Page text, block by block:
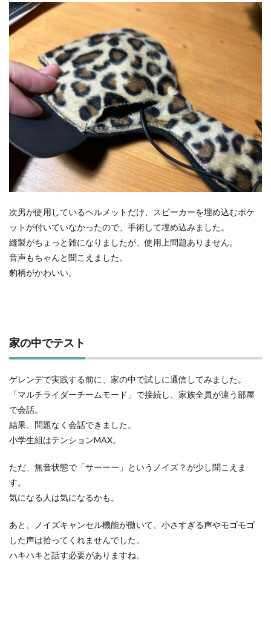
次男が使用しているヘルメットだけ、スピーカーを埋め込むポケ
ットが付いていなかったので、手術して埋め込みました。
縫製がちょっと雑になりましたが、使用上問題ありません。
音声もちゃんと聞こえました。
豹柄がかわいい。
家の中でテスト
ゲレンデで実践する前に、家の中で試しに通信してみました。
「マルチライダーチームモード」で接続し、家族全員が違う部屋
で会話。
結果、問題なく会話できました。
小学生組はテンションMAX。
ただ、無音状態で「サーーー」というノイズ？が少し聞こえま
す。
気になる人は気になるかも。
あと、ノイズキャンセル機能が働いて、小さすぎる声やモゴモゴ
した声は拾ってくれませんでした。
ハキハキと話す必要がありますね。